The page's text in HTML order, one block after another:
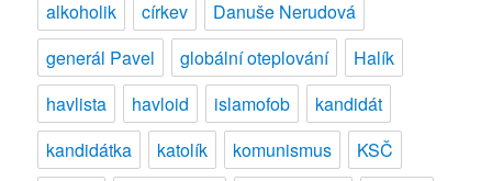
alkoholik církev
Danuše Nerudová
generál Pavel
globální oteplování
Halík
havlista
havloid islamofob
kandidát
kandidátka
katolík komunismus
KSČ